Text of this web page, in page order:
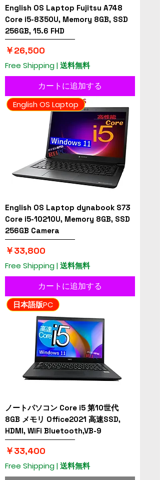
English OS Laptop Fujitsu A748
Core i5-8350U, Memory 8GB, SSD
256GB, 15.6 FHD
価格
￥26,500
Free Shipping | 送料無料
カートに追加する
English OS Laptop
English OS Laptop dynabook S73
Core i5-10210U, Memory 8GB, SSD
256GB Camera
価格
￥33,800
Free Shipping | 送料無料
カートに追加する
日本語版PC
ノートパソコン Core i5 第10世代
8GB メモリ Office2021 高速SSD,
HDMI, WiFi Bluetooth,VB-9
価格
￥33,400
Free Shipping | 送料無料